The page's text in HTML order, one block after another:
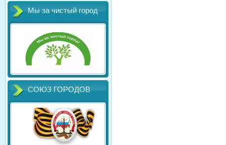
Мы за чистый город
СОЮЗ ГОРОДОВ